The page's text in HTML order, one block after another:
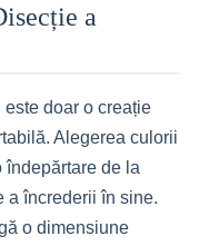
a
doar o creație
Alegerea culorii
îndepărtare de la
a încrederii în sine.
o dimensiune